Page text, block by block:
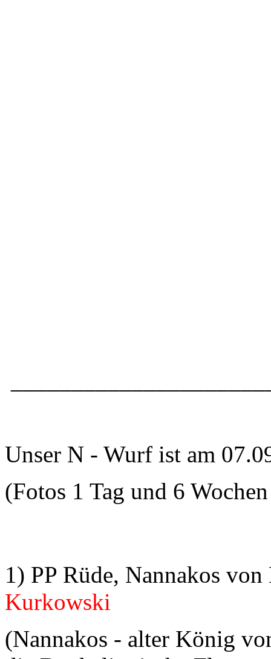
Unser N - Wurf ist am
(Fotos 1 Tag und 6
1) PP Rüde, Nannakos
Kurkowski
(Nannakos - alter König